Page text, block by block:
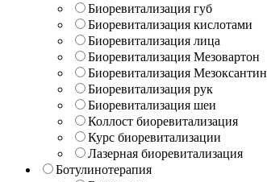
Биоревитализация губ
Биоревитализация кислотами
Биоревитализация лица
Биоревитализация Мезовартон
Биоревитализация Мезоксантин
Биоревитализация рук
Биоревитализация шеи
Коллост биоревитализация
Курс биоревитализации
Лазерная биоревитализация
Ботулинотерапия